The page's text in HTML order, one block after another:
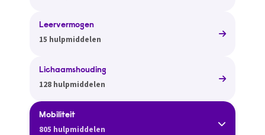
Leervermogen
15 hulpmiddelen
Lichaamshouding
128 hulpmiddelen
Mobiliteit
805 hulpmiddelen